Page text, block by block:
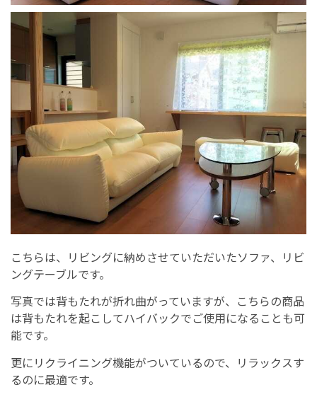
こちらは、リビングに納めさせていただいたソファ、リビ
ングテーブルです。
写真では背もたれが折れ曲がっていますが、こちらの商品
は背もたれを起こしてハイバックでご使用になることも可
能です。
更にリクライニング機能がついているので、リラックスす
るのに最適です。